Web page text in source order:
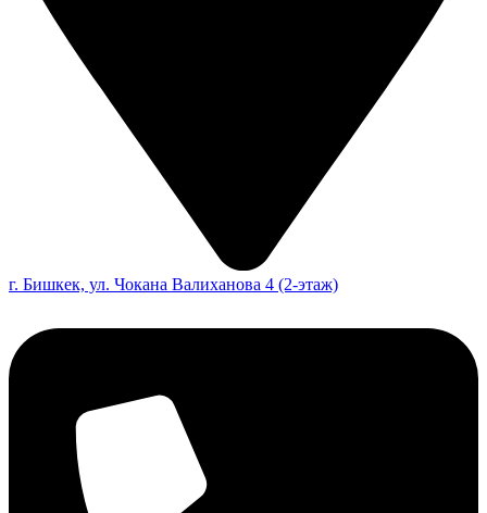
г. Бишкек, ул. Чокана Валиханова 4 (2-этаж)